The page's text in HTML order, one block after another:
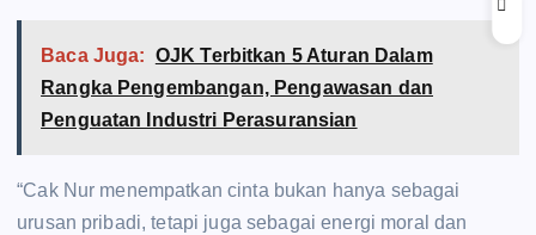
Baca Juga: OJK Terbitkan 5 Aturan Dalam
Rangka Pengembangan, Pengawasan dan
Penguatan Industri Perasuransian
“Cak Nur menempatkan cinta bukan hanya sebagai
urusan pribadi, tetapi juga sebagai energi moral dan